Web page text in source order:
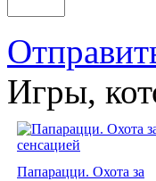
Игры,
Папарацци. Охота за